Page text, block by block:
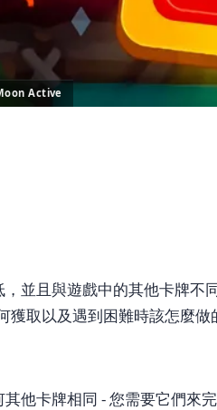
Active
且與遊戲中的其他卡牌不
取以及遇到困難時該怎麼做
他卡牌相同 - 您需要它們來